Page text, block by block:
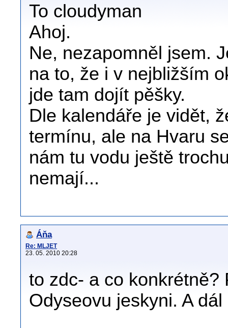
To cloudyman
Ahoj.
Ne, nezapomněl jsem.
na to, že i v nejbližším
jde tam dojít pěšky.
Dle kalendáře je vidět,
termínu, ale na Hvaru
nám tu vodu ještě
nemají...
Áňa
Re: MLJET
23. 05. 2010 20:28
to zdc- a co
Odyseovu jeskyni. A